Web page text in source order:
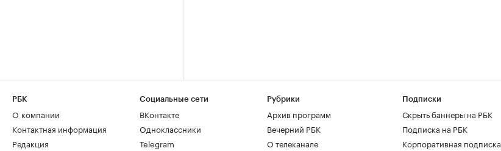
РБК
О компании
Контактная информация
Редакция
Социальные сети
ВКонтакте
Одноклассники
Telegram
Рубрики
Архив программ
Вечерний РБК
О телеканале
Подписки
Скрыть баннеры на РБК
Подписка на РБК
Корпоративная подписка